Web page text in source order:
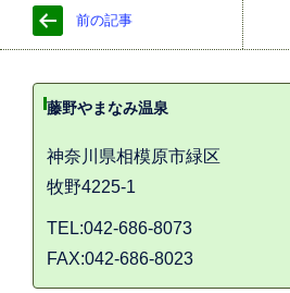
前の記事
藤野やまなみ温泉
神奈川県相模原市緑区
牧野4225-1
TEL:042-686-8073
FAX:042-686-8023